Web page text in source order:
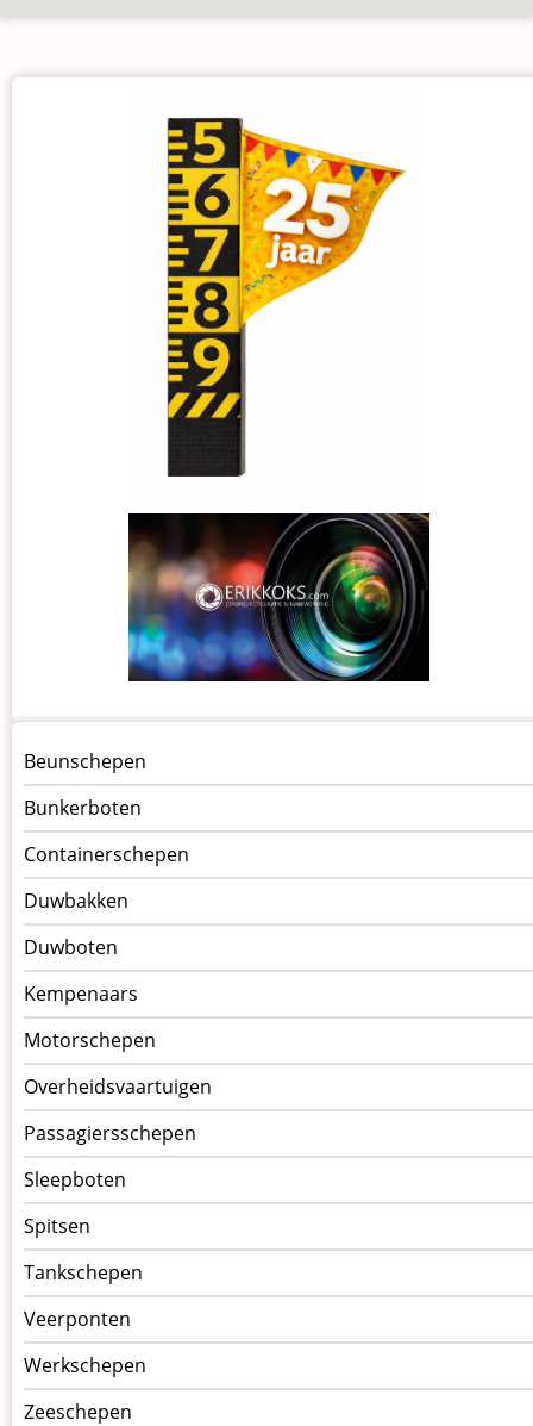
Menu
Schepen
Beunschepen
Bunkerboten
Containerschepen
Duwbakken
Duwboten
Kempenaars
Motorschepen
Overheidsvaartuigen
Passagiersschepen
Sleepboten
Spitsen
Tankschepen
Veerponten
Werkschepen
Zeeschepen